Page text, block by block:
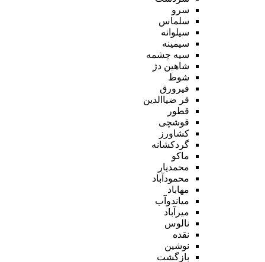
سرو
سلماس
سیلوانه
سیمینه
سیه چشمه
شاهین دژ
شوط
فیرورق
قر ضیاالدین
قطور
قوشچی
کشاورز
گردکشانه
ماکو
محمدیار
محمودآباد
مهاباد
میاندوآب
میرآباد
نالوس
نقده
نوشین
بازگشت